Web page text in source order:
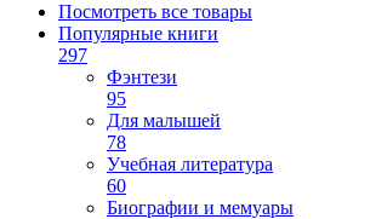
Посмотреть все товары
Популярные книги
297
Фэнтези
95
Для малышей
78
Учебная литература
60
Биографии и мемуары